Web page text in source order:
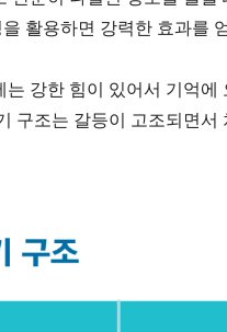
활용하면 강력한 효과를
는 강한 힘이 있어서 기억
구조는 갈등이 고조되면서